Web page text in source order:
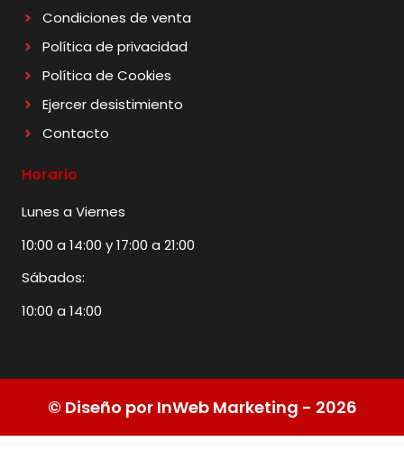
Condiciones de venta
Política de privacidad
Política de Cookies
Ejercer desistimiento
Contacto
Horario
Lunes a Viernes
10:00 a 14:00 y 17:00 a 21:00
Sábados:
10:00 a 14:00
© Diseño por InWeb Marketing - 2026